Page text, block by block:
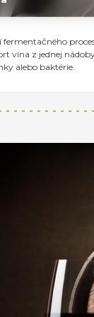
vína z jednej
alebo baktérie.